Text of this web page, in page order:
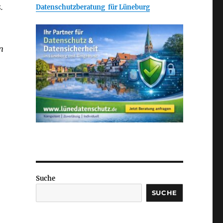
Datenschutzberatung für Lüneburg
Suche
SUCHE